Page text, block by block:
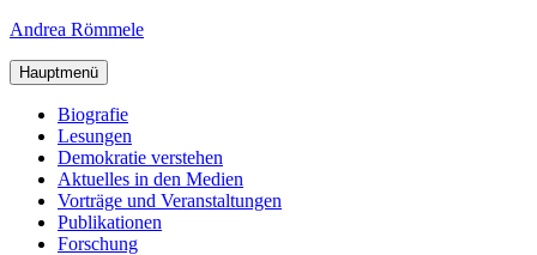
Andrea Römmele
Hauptmenü
Bio­gra­fie
Lesun­gen
Demo­kra­tie verstehen
Aktu­el­les in den Medien
Vor­trä­ge und Veranstaltungen
Publi­ka­tio­nen
For­schung